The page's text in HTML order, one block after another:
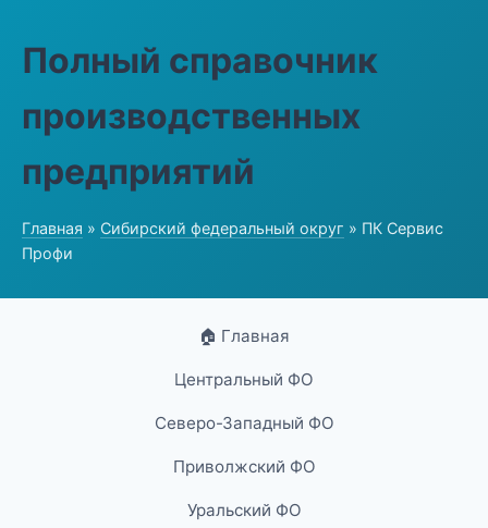
Полный справочник
производственных
предприятий
Главная » Сибирский федеральный округ » ПК Сервис
Профи
🏠 Главная
Центральный ФО
Северо-Западный ФО
Приволжский ФО
Уральский ФО